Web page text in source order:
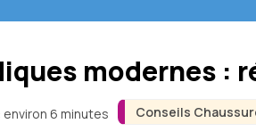
Conseils
modernes :
6 minutes